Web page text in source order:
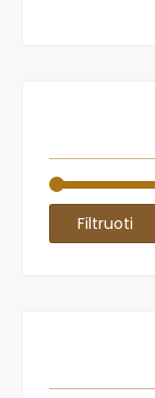
Filtruoti